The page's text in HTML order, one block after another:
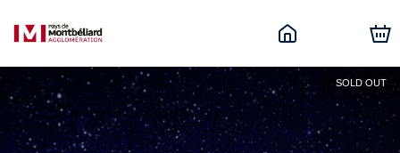
SOLD OUT